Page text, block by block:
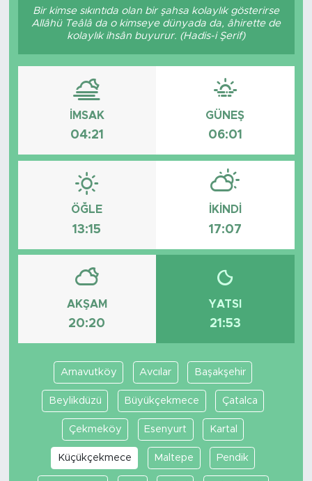
Bir kimse sıkıntıda olan bir şahsa kolaylık gösterirse
Allâhü Teâlâ da o kimseye dünyada da, âhirette de
kolaylık ihsân buyurur. (Hadis-i Şerif)
İMSAK
04:21
GÜNEŞ
06:01
ÖĞLE
13:15
İKINDI
17:07
AKŞAM
20:20
YATSI
21:53
Arnavutköy Avcılar Başakşehir
Beylikdüzü Büyükçekmece Çatalca
Çekmeköy Esenyurt Kartal
Küçükçekmece Maltepe Pendik